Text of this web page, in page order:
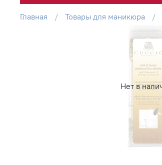
Главная Товары для маникюра
Нет в